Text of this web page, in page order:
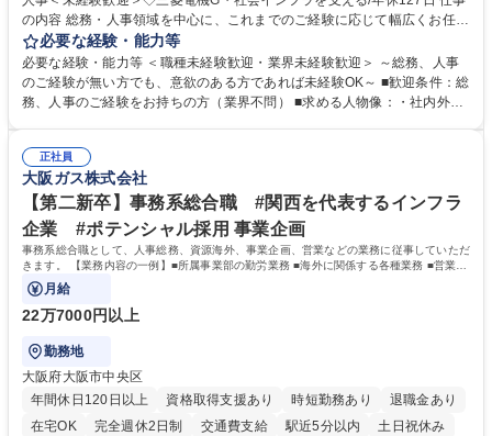
の内容 総務・人事領域を中心に、これまでのご経験に応じて幅広くお任せ
します。 ＜具体的には＞ ・総務/人事労務（給与・社保・勤怠管理など）
・採用・教育研修 ・福利厚生運用 など ※基本的には事務所勤務ですが、
採用や教育等の業務内容により、関西圏以外への日帰り・宿泊を伴う国内
出張もございます。 ※担当業務を持ちつつ、お互いに助け合いながら、総
必要な経験・能力等
必要な経験・能力等 ＜職種未経験歓迎・業界未経験歓迎＞ ～総務、人事
のご経験が無い方でも、意欲のある方であれば未経験OK～ ■歓迎条件：総
務、人事のご経験をお持ちの方（業界不問） ■求める人物像：・社内外の
正社員
大阪ガス株式会社
【第二新卒】事務系総合職 #関西を代表するインフラ
企業 #ポテンシャル採用 事業企画
事務系総合職として、人事総務、資源海外、事業企画、営業などの業務に従事していただ
きます。 【業務内容の一例】■所属事業部の勤労業務 ■海外に関係する各種業務 ■営業部
門の企画スタッフ、ルート営業
月給
22万7000円以上
勤務地
大阪府大阪市中央区
年間休日120日以上
資格取得支援あり 時短勤務あり
退職金あり
在宅OK
完全週休2日制 交通費支給 駅近5分以内
土日祝休み